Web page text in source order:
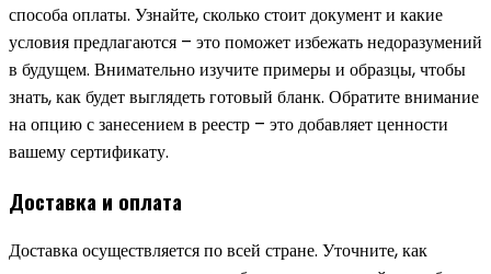
способа оплаты. Узнайте, сколько стоит документ и какие
условия предлагаются – это поможет избежать недоразумений
в будущем. Внимательно изучите примеры и образцы, чтобы
знать, как будет выглядеть готовый бланк. Обратите внимание
на опцию с занесением в реестр – это добавляет ценности
вашему сертификату.
Доставка и оплата
Доставка осуществляется по всей стране. Уточните, как